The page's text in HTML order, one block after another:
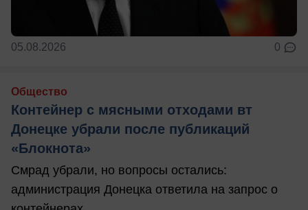
05.08.2026 0
Общество
Контейнер с мясными отходами вт
Донецке убрали после публикаций
«Блокнота»
Смрад убрали, но вопросы остались:
администрация Донецка ответила на запрос о